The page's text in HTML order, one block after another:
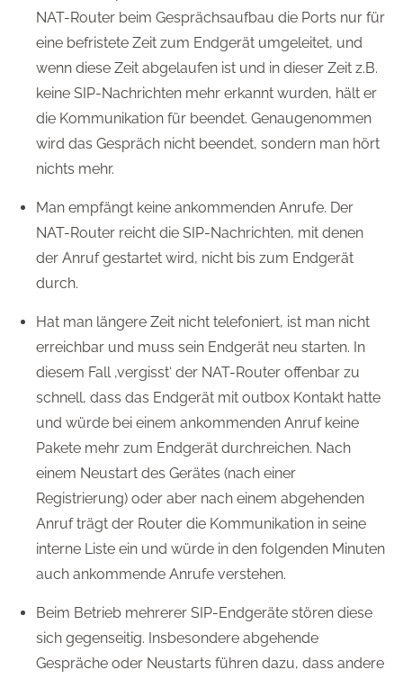
NAT-Router beim Gesprächsaufbau die Ports nur für
eine befristete Zeit zum Endgerät umgeleitet, und
wenn diese Zeit abgelaufen ist und in dieser Zeit z.B.
keine SIP-Nachrichten mehr erkannt wurden, hält er
die Kommunikation für beendet. Genaugenommen
wird das Gespräch nicht beendet, sondern man hört
nichts mehr.
Man empfängt keine ankommenden Anrufe. Der
NAT-Router reicht die SIP-Nachrichten, mit denen
der Anruf gestartet wird, nicht bis zum Endgerät
durch.
Hat man längere Zeit nicht telefoniert, ist man nicht
erreichbar und muss sein Endgerät neu starten. In
diesem Fall ‚vergisst‘ der NAT-Router offenbar zu
schnell, dass das Endgerät mit outbox Kontakt hatte
und würde bei einem ankommenden Anruf keine
Pakete mehr zum Endgerät durchreichen. Nach
einem Neustart des Gerätes (nach einer
Registrierung) oder aber nach einem abgehenden
Anruf trägt der Router die Kommunikation in seine
interne Liste ein und würde in den folgenden Minuten
auch ankommende Anrufe verstehen.
Beim Betrieb mehrerer SIP-Endgeräte stören diese
sich gegenseitig. Insbesondere abgehende
Gespräche oder Neustarts führen dazu, dass andere